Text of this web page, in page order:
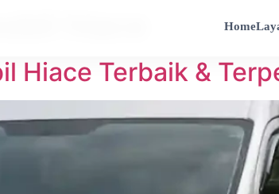
Home
hiace
Hiace Terbaik &